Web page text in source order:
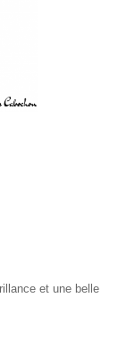
et une belle